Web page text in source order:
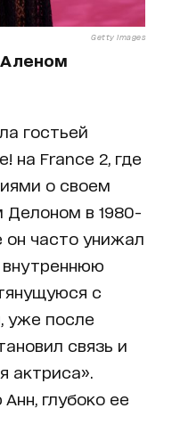
Getty Images
гостьей
на France 2, где
о своем
Делоном в 1980-
он часто унижал
внутреннюю
с
уже после
связь и
актриса».
глубоко ее